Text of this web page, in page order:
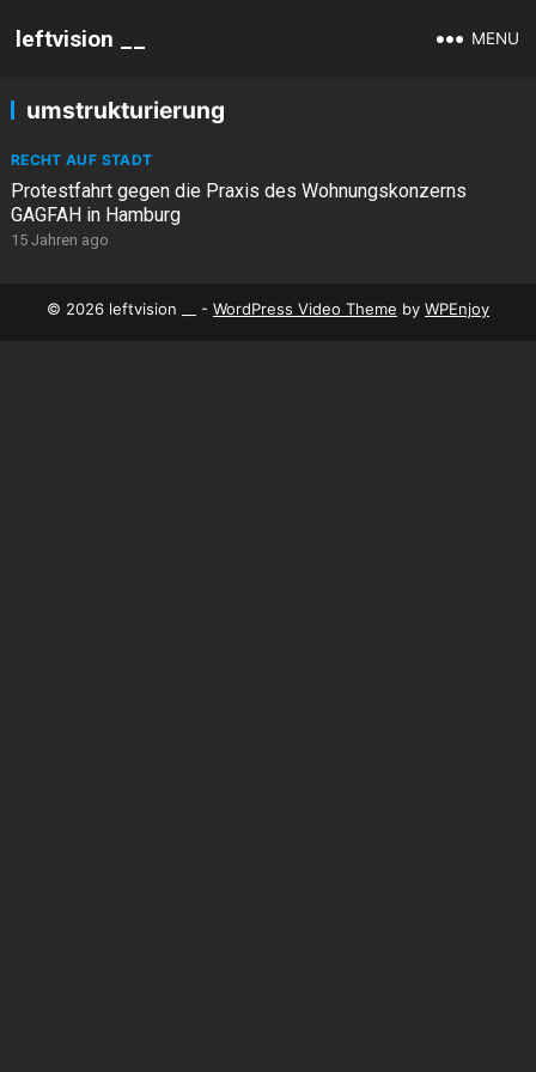
leftvision __ MENU
umstrukturierung
RECHT AUF STADT
Protestfahrt gegen die Praxis des Wohnungskonzerns
GAGFAH in Hamburg
15 Jahren ago
© 2026 leftvision __ - WordPress Video Theme by WPEnjoy